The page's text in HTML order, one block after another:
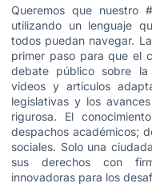
Queremos que nuestro
utilizando un lenguaje
todos puedan navegar.
primer paso para que el
debate público sobre la
videos y artículos
legislativas y los
rigurosa. El
despachos académicos;
sociales. Solo una
sus derechos con
innovadoras para los